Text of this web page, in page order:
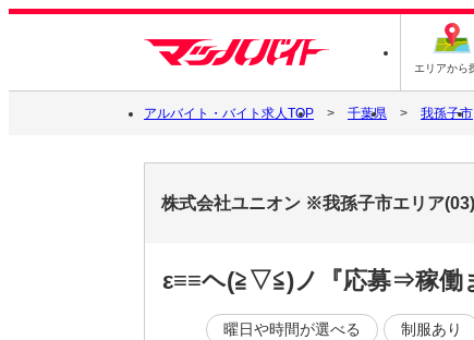
エリアから
アルバイト・バイト求人TOP 千葉県 我孫子市
株式会社ユニオン ※我孫子市エリア
ε≡≡ヘ(≧▽≦)ノ『応募⇒稼働
曜日や時間が選べる 制服あり